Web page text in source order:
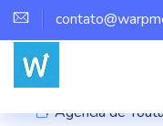
Agência de